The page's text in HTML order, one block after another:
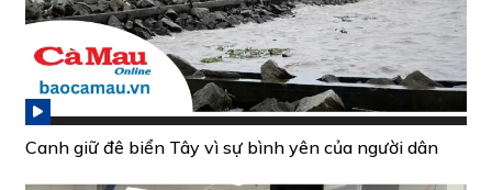
Canh giữ đê biển Tây vì sự bình yên của người dân